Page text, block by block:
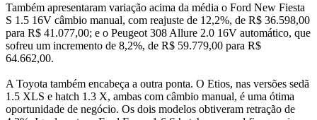
Também apresentaram variação acima da média o Ford New Fiesta
S 1.5 16V câmbio manual, com reajuste de 12,2%, de R$ 36.598,00
para R$ 41.077,00; e o Peugeot 308 Allure 2.0 16V automático, que
sofreu um incremento de 8,2%, de R$ 59.779,00 para R$
64.662,00.
A Toyota também encabeça a outra ponta. O Etios, nas versões sedã
1.5 XLS e hatch 1.3 X, ambas com câmbio manual, é uma ótima
oportunidade de negócio. Os dois modelos obtiveram retração de